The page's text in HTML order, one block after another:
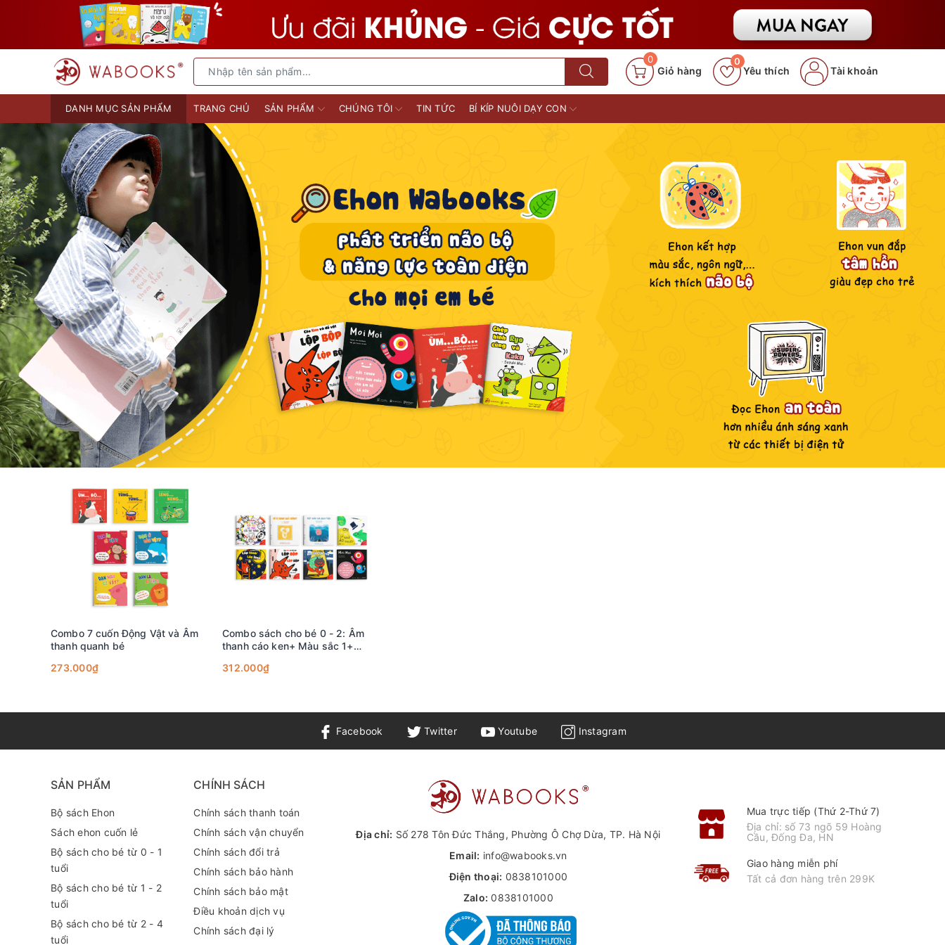
0
Giỏ hàng Yêu thích
0
Tài khoản
DANH MỤC SẢN PHẨM TRANG CHỦ SẢN PHẨM CHÚNG TÔI TIN TỨC BÍ KÍP NUÔI DẠY CON
Combo 7 cuốn Động Vật và Âm
thanh quanh bé
273.000₫
Combo sách cho bé 0 - 2: Âm
thanh cáo ken+ Màu sắc 1+
312.000₫
Facebook Twitter Youtube Instagram
SẢN PHẨM
Bộ sách Ehon
Sách ehon cuốn lẻ
Bộ sách cho bé từ 0 - 1
tuổi
Bộ sách cho bé từ 1 - 2
tuổi
Bộ sách cho bé từ 2 - 4
tuổi
CHÍNH SÁCH
Chính sách thanh toán
Chính sách vận chuyển
Chính sách đổi trả
Chính sách bảo hành
Chính sách bảo mật
Điều khoản dịch vụ
Chính sách đại lý
Địa chỉ: Số 278 Tôn Đức Thắng, Phường Ô Chợ Dừa, TP. Hà Nội
Email: info@wabooks.vn
Điện thoại: 0838101000
Zalo: 0838101000
Mua trực tiếp (Thứ 2-Thứ 7)
Địa chỉ: số 73 ngõ 59 Hoàng
Cầu, Đống Đa, HN
Giao hàng miễn phí
Tất cả đơn hàng trên 299K